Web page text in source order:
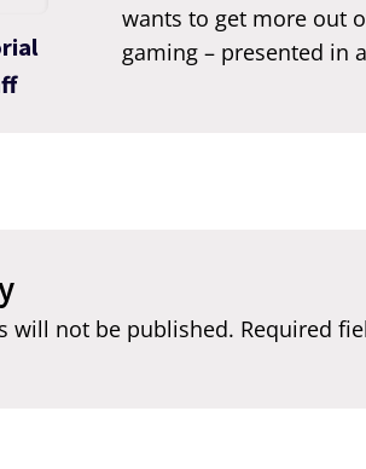
wants to get more out
gaming – presented in
will not be published. Required